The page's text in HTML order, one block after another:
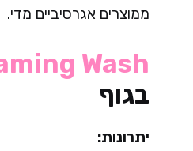
ממוצרים אגרסיביים מדי.
Wash
בגוף
יתרונות: